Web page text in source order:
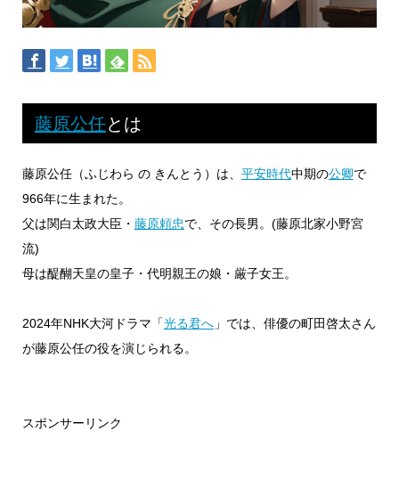
藤原公任とは
藤原公任（ふじわら の きんとう）は、 平安時代中期の公卿で
966年に生まれた。
父は関白太政大臣・ 藤原頼忠で、その長男。(藤原北家小野宮
流)
母は醍醐天皇の皇子・代明親王の娘・厳子女王。
2024年NHK大河ドラマ「光る君へ」では、俳優の町田啓太さん
が藤原公任の役を演じられる。
スポンサーリンク